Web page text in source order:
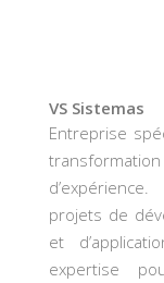
VS Sistemas
Entreprise
projets de
et
expertise